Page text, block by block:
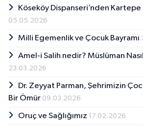
Köseköy Dispanseri’nden
05.05.2026
Milli Egemenlik ve Çocuk Bayramı
Amel-i Salih nedir? Müslüman
23.03.2026
Dr. Zeyyat Parman, Şehrimizin
Bir Ömür 09.03.2026
Oruç ve Sağlığımız 17.02.2026